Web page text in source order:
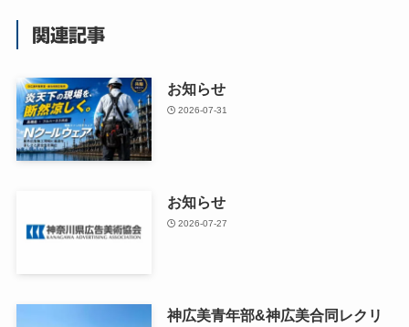
関連記事
お知らせ
2026-07-31
お知らせ
2026-07-27
神広美青年部&神広美合同レクリ